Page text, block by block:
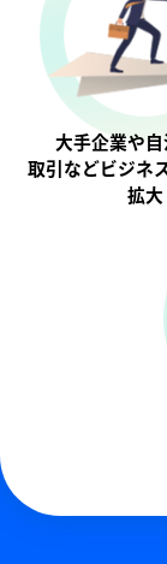
大手企業や
取引などビジネ
拡大